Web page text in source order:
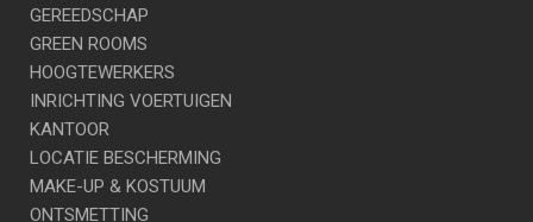
GEREEDSCHAP
GREEN ROOMS
HOOGTEWERKERS
INRICHTING VOERTUIGEN
KANTOOR
LOCATIE BESCHERMING
MAKE-UP & KOSTUUM
ONTSMETTING